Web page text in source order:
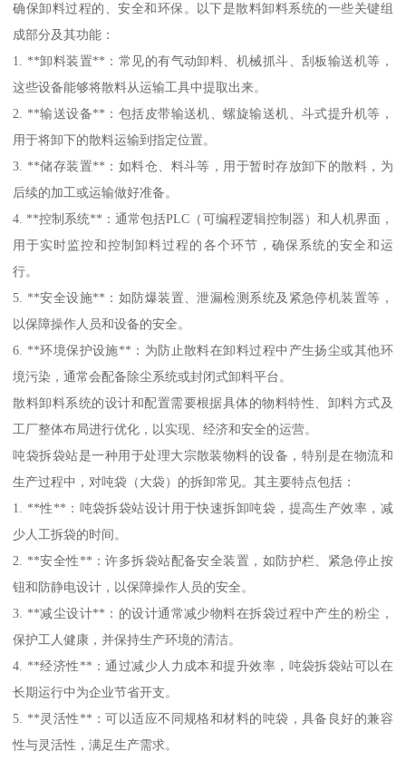
确保卸料过程的、安全和环保。以下是散料卸料系统的一些关键组
成部分及其功能：
1. **卸料装置**：常见的有气动卸料、机械抓斗、刮板输送机等，
这些设备能够将散料从运输工具中提取出来。
2. **输送设备**：包括皮带输送机、螺旋输送机、斗式提升机等，
用于将卸下的散料运输到指定位置。
3. **储存装置**：如料仓、料斗等，用于暂时存放卸下的散料，为
后续的加工或运输做好准备。
4. **控制系统**：通常包括PLC（可编程逻辑控制器）和人机界面，
用于实时监控和控制卸料过程的各个环节，确保系统的安全和运
行。
5. **安全设施**：如防爆装置、泄漏检测系统及紧急停机装置等，
以保障操作人员和设备的安全。
6. **环境保护设施**：为防止散料在卸料过程中产生扬尘或其他环
境污染，通常会配备除尘系统或封闭式卸料平台。
散料卸料系统的设计和配置需要根据具体的物料特性、卸料方式及
工厂整体布局进行优化，以实现、经济和安全的运营。
吨袋拆袋站是一种用于处理大宗散装物料的设备，特别是在物流和
生产过程中，对吨袋（大袋）的拆卸常见。其主要特点包括：
1. **性**：吨袋拆袋站设计用于快速拆卸吨袋，提高生产效率，减
少人工拆袋的时间。
2. **安全性**：许多拆袋站配备安全装置，如防护栏、紧急停止按
钮和防静电设计，以保障操作人员的安全。
3. **减尘设计**：的设计通常减少物料在拆袋过程中产生的粉尘，
保护工人健康，并保持生产环境的清洁。
4. **经济性**：通过减少人力成本和提升效率，吨袋拆袋站可以在
长期运行中为企业节省开支。
5. **灵活性**：可以适应不同规格和材料的吨袋，具备良好的兼容
性与灵活性，满足生产需求。